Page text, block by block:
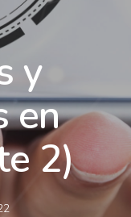
y
en
2)